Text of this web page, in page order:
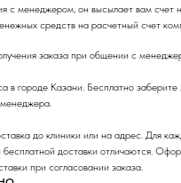
с менеджером, он высылает вам счет
средств на расчетный счет
заказа при общении с
в городе Казани. Бесплатно заберите
до клиники или на адрес. Для
бесплатной доставки отличаются.
при согласовании заказа.